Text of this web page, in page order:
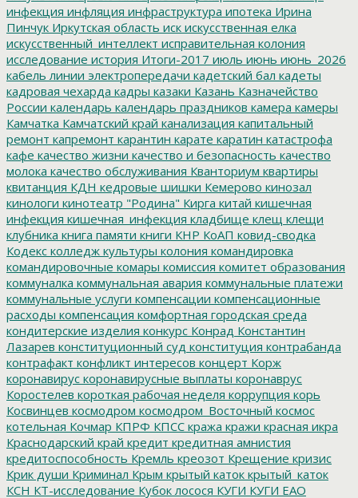
инфекция инфляция инфраструктура ипотека Ирина
Пинчук Иркутская область иск искусственная елка
искусственный_интеллект исправительная колония
исследование история Итоги-2017 июль июнь июнь_2026
кабель линии электропередачи кадетский бал кадеты
кадровая чехарда кадры казаки Казань Казначейство
России календарь календарь праздников камера камеры
Камчатка Камчатский край канализация капитальный
ремонт капремонт карантин карате каратин катастрофа
кафе качество жизни качество и безопасность качество
молока качество обслуживания Кванториум квартиры
квитанция КДН кедровые шишки Кемерово кинозал
кинологи кинотеатр "Родина" Кирга китай кишечная
инфекция кишечная_инфекция кладбище клещ клещи
клубника книга памяти книги КНР КоАП ковид-сводка
Кодекс колледж культуры колония командировка
командировочные комары комиссия комитет образования
коммуналка коммунальная авария коммунальные платежи
коммунальные услуги компенсации компенсационные
расходы компенсация комфортная городская среда
кондитерские изделия конкурс Конрад Константин
Лазарев конституционный суд конституция контрабанда
контрафакт конфликт интересов концерт Корж
коронавирус коронавирусные выплаты коронаврус
Коростелев короткая рабочая неделя коррупция корь
Косвинцев космодром космодром_Восточный космос
котельная Кочмар КПРФ КПСС кража кражи красная икра
Краснодарский край кредит кредитная амнистия
кредитоспособность Кремль креозот Крещение кризис
Крик души Криминал Крым крытый каток крытый_каток
КСН КТ-исследование Кубок лосося КУГИ КУГИ ЕАО